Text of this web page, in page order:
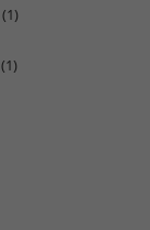
(1)
(1)